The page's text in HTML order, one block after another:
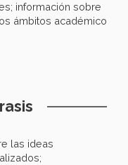
información sobre
ámbitos académico
las ideas